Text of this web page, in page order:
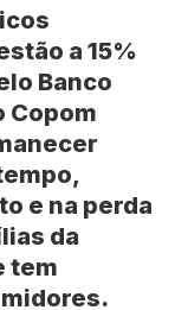
a 15%
Banco
Copom
e na perda
da
tem